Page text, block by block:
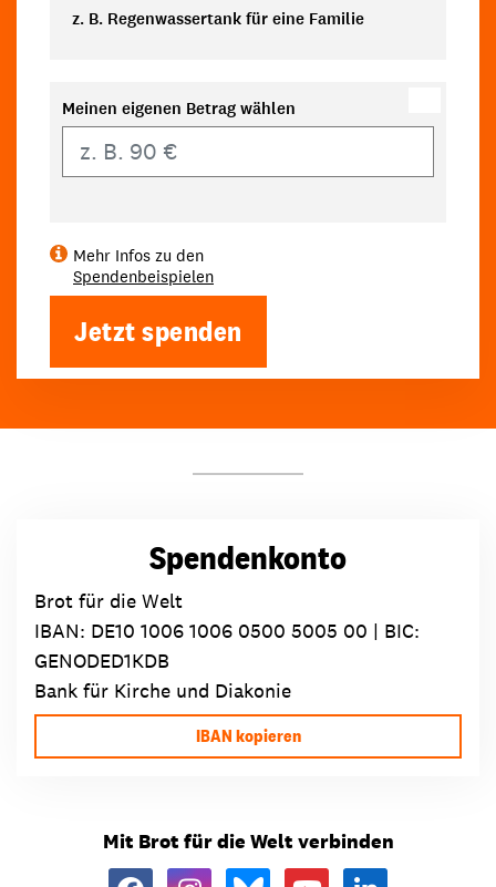
z. B. Regenwassertank für eine Familie
Meinen eigenen Betrag wählen
Mehr Infos zu den
Spendenbeispielen
Jetzt spenden
Spendenkonto
Brot für die Welt
IBAN: DE10 1006 1006 0500 5005 00 | BIC:
GENODED1KDB
Bank für Kirche und Diakonie
IBAN kopieren
Mit Brot für die Welt verbinden